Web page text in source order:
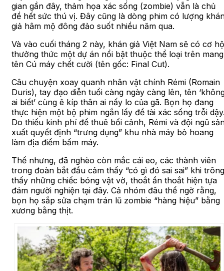
gian gần đây, thảm họa xác sống (zombie) vẫn là chủ
đề hết sức thú vị. Đây cũng là dòng phim có lượng
giả hâm mộ đông đảo suốt nhiều năm qua.
Và vào cuối tháng 2 này, khán giả Việt Nam sẽ có cơ
thưởng thức một dự án nổi bật thuộc thể loại trên mang
tên Cú máy chết cười (tên gốc: Final Cut).
Câu chuyện xoay quanh nhân vật chính Rémi (Romain
Duris), tay đạo diễn tuổi càng ngày càng lên, tên
ai biết’ cùng ê kíp thân ai nấy lo của gã. Bọn họ đang
thực hiện một bộ phim ngắn lấy đề tài xác sống trỗi
Do thiếu kinh phí để thuê bối cảnh, Rémi và đội ngũ
xuất quyết định “trưng dụng” khu nhà máy bỏ hoang
làm địa điểm bấm máy.
Thế nhưng, đã nghèo còn mắc cái eo, các thành viên
trong đoàn bắt đầu cảm thấy “có gì đó sai sai” khi trông
thấy những chiếc bóng vật vờ, thoắt ẩn thoắt hiện tựa
đám người nghiện tại đây. Cả nhóm đâu thể ngờ rằng,
bọn họ sắp sửa chạm trán lũ zombie “hàng hiệu” bằng
xương bằng thịt.